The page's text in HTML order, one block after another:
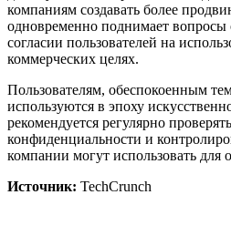
компаниям создавать более
одновременно поднимает
согласии пользователей на
коммерческих целях.
Пользователям, обеспокоенным
используются в эпоху
рекомендуется регулярно
конфиденциальности и
компании могут использовать для
Источник: TechCrunch